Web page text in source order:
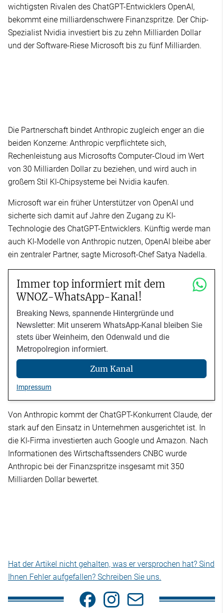
wichtigsten Rivalen des ChatGPT-Entwicklers OpenAI,
bekommt eine milliardenschwere Finanzspritze. Der Chip-
Spezialist Nvidia investiert bis zu zehn Milliarden Dollar
und der Software-Riese Microsoft bis zu fünf Milliarden.
Die Partnerschaft bindet Anthropic zugleich enger an die
beiden Konzerne: Anthropic verpflichtete sich,
Rechenleistung aus Microsofts Computer-Cloud im Wert
von 30 Milliarden Dollar zu beziehen, und wird auch in
großem Stil KI-Chipsysteme bei Nvidia kaufen.
Microsoft war ein früher Unterstützer von OpenAI und
sicherte sich damit auf Jahre den Zugang zu KI-
Technologie des ChatGPT-Entwicklers. Künftig werde man
auch KI-Modelle von Anthropic nutzen, OpenAI bleibe aber
ein zentraler Partner, sagte Microsoft-Chef Satya Nadella.
Immer top informiert mit dem
WNOZ-WhatsApp-Kanal!
Breaking News, spannende Hintergründe und
Newsletter: Mit unserem WhatsApp-Kanal bleiben Sie
stets über Weinheim, den Odenwald und die
Metropolregion informiert.
Zum Kanal
Impressum
Von Anthropic kommt der ChatGPT-Konkurrent Claude, der
stark auf den Einsatz in Unternehmen ausgerichtet ist. In
die KI-Firma investierten auch Google und Amazon. Nach
Informationen des Wirtschaftssenders CNBC wurde
Anthropic bei der Finanzspritze insgesamt mit 350
Milliarden Dollar bewertet.
Hat der Artikel nicht gehalten, was er versprochen hat? Sind
Ihnen Fehler aufgefallen? Schreiben Sie uns.